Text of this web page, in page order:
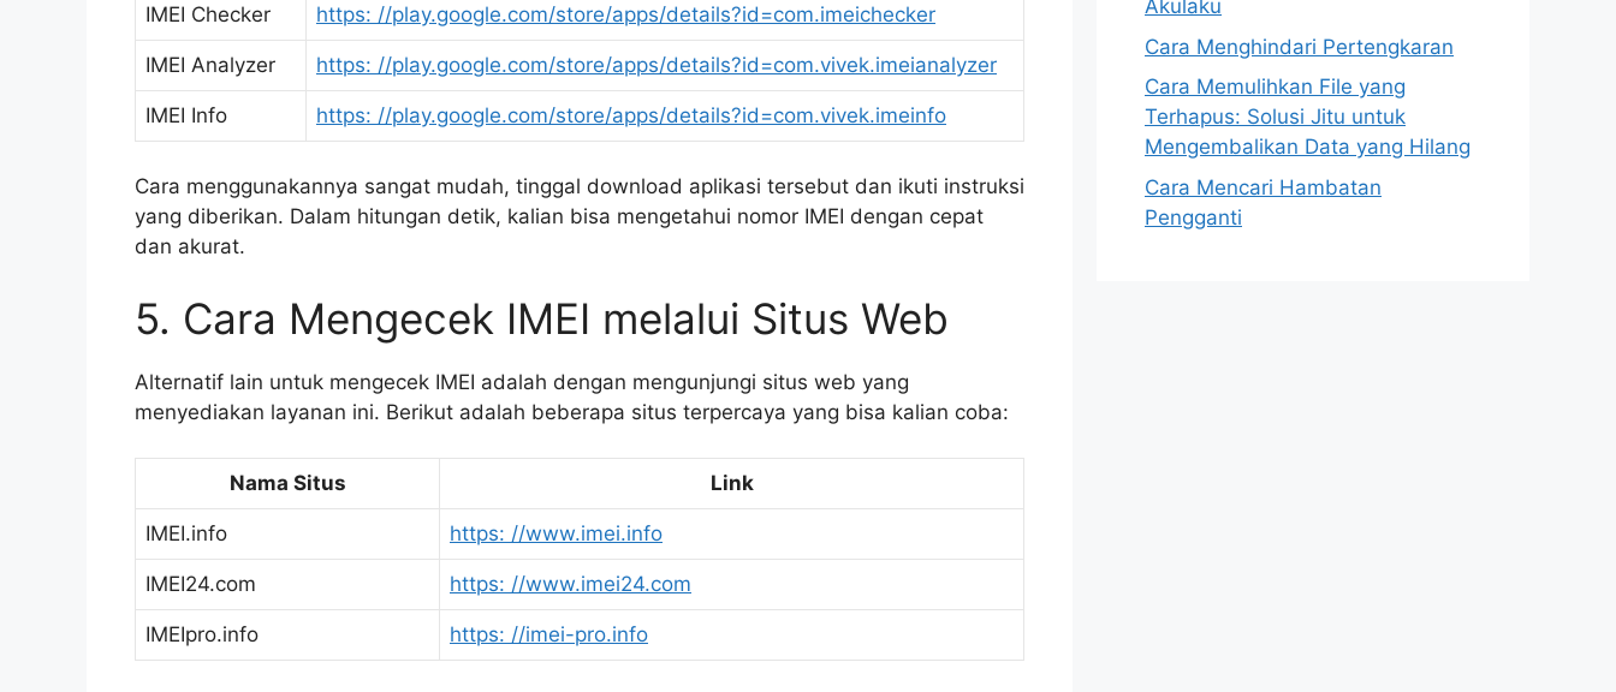
IMEI Checker https: //play.google.com/store/apps/details?id=com.imeichecker
IMEI Analyzer https: //play.google.com/store/apps/details?id=com.vivek.imeianalyzer
IMEI Info https: //play.google.com/store/apps/details?id=com.vivek.imeinfo
Cara menggunakannya sangat mudah, tinggal download aplikasi tersebut dan ikuti instruksi
yang diberikan. Dalam hitungan detik, kalian bisa mengetahui nomor IMEI dengan cepat
dan akurat.
5. Cara Mengecek IMEI melalui Situs Web
Alternatif lain untuk mengecek IMEI adalah dengan mengunjungi situs web yang
menyediakan layanan ini. Berikut adalah beberapa situs terpercaya yang bisa kalian coba:
Nama Situs Link
IMEI.info https: //www.imei.info
IMEI24.com https: //www.imei24.com
IMEIpro.info https: //imei-pro.info
Akulaku
Cara Menghindari Pertengkaran
Cara Memulihkan File yang
Terhapus: Solusi Jitu untuk
Mengembalikan Data yang Hilang
Cara Mencari Hambatan
Pengganti